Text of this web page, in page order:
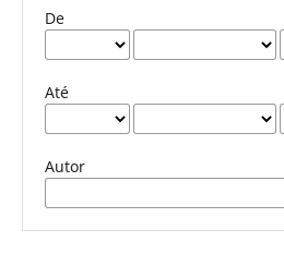
De
Até
Autor